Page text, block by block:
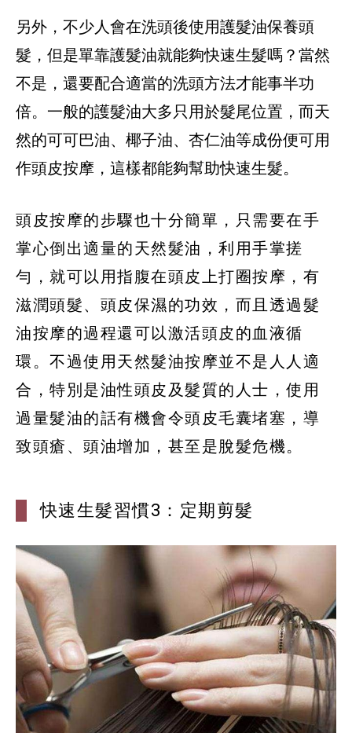
另外，不少人會在洗頭後使用護髮油保養頭
髮，但是單靠護髮油就能夠快速生髮嗎？當然
不是，還要配合適當的洗頭方法才能事半功
倍。一般的護髮油大多只用於髮尾位置，而天
然的可可巴油、椰子油、杏仁油等成份便可用
作頭皮按摩，這樣都能夠幫助快速生髮。
頭皮按摩的步驟也十分簡單，只需要在手
掌心倒出適量的天然髮油，利用手掌搓
勻，就可以用指腹在頭皮上打圈按摩，有
滋潤頭髮、頭皮保濕的功效，而且透過髮
油按摩的過程還可以激活頭皮的血液循
環。不過使用天然髮油按摩並不是人人適
合，特別是油性頭皮及髮質的人士，使用
過量髮油的話有機會令頭皮毛囊堵塞，導
致頭瘡、頭油增加，甚至是脫髮危機。
快速生髮習慣3：定期剪髮